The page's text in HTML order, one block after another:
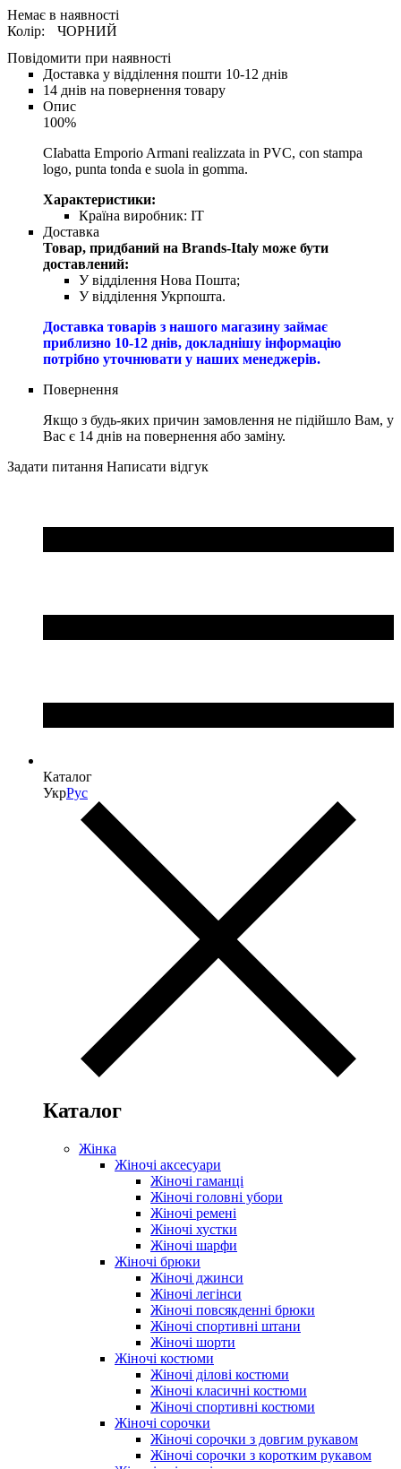
Колір:
ЧОРНИЙ
Повідомити при наявності
Доставка у відділення пошти 10-12 днів
14 днів на повернення товару
Опис
100%
CIabatta Emporio Armani realizzata in PVC, con stampa
logo, punta tonda e suola in gomma.
Характеристики:
Країна виробник: IT
Доставка
Товар, придбаний на Brands-Italy може бути
доставлений:
У відділення Нова Пошта;
У відділення Укрпошта.
Доставка товарів з нашого магазину займає
приблизно 10-12 днів, докладнішу інформацію
потрібно уточнювати у наших менеджерів.
Повернення
Якщо з будь-яких причин замовлення не підійшло Вам, у
Вас є 14 днів на повернення або заміну.
Задати питання Написати відгук
Каталог
УкрРус
Каталог
Жінка
Жіночі аксесуари
Жіночі гаманці
Жіночі головні убори
Жіночі ремені
Жіночі хустки
Жіночі шарфи
Жіночі брюки
Жіночі джинси
Жіночі легінси
Жіночі повсякденні брюки
Жіночі спортивні штани
Жіночі шорти
Жіночі костюми
Жіночі ділові костюми
Жіночі класичні костюми
Жіночі спортивні костюми
Жіночі сорочки
Жіночі сорочки з довгим рукавом
Жіночі сорочки з коротким рукавом